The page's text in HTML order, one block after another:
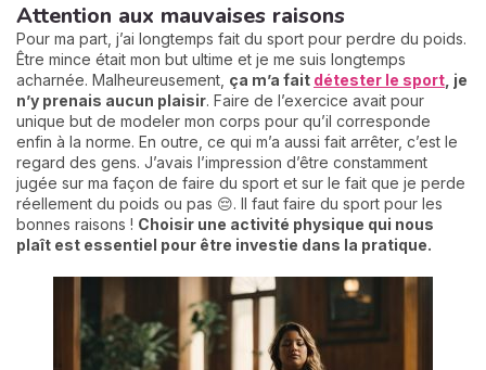
Attention aux mauvaises raisons
Pour ma part, j’ai longtemps fait du sport pour perdre du poids.
Être mince était mon but ultime et je me suis longtemps
acharnée. Malheureusement, ça m’a fait détester le sport, je
n’y prenais aucun plaisir. Faire de l’exercice avait pour
unique but de modeler mon corps pour qu’il corresponde
enfin à la norme. En outre, ce qui m’a aussi fait arrêter, c’est le
regard des gens. J’avais l’impression d’être constamment
jugée sur ma façon de faire du sport et sur le fait que je perde
réellement du poids ou pas 😔. Il faut faire du sport pour les
bonnes raisons ! Choisir une activité physique qui nous
plaît est essentiel pour être investie dans la pratique.